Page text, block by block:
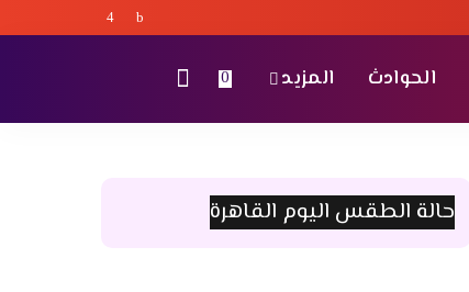
الحوادث المزيد 0
حالة الطقس اليوم القاهرة